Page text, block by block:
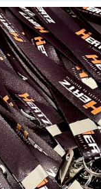
de clientes.
em PVC
informações como
e automações.
os
escolar